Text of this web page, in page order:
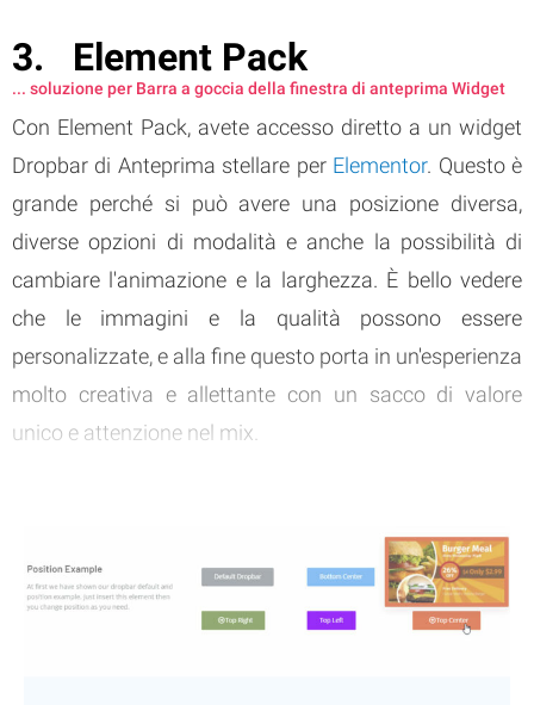
Element Pack
... soluzione per Barra a goccia della finestra di anteprima Widget
Con Element Pack, avete accesso diretto a un widget
Dropbar di Anteprima stellare per Elementor. Questo è
grande perché si può avere una posizione diversa,
diverse opzioni di modalità e anche la possibilità di
cambiare l'animazione e la larghezza. È bello vedere
che le immagini e la qualità possono essere
personalizzate, e alla fine questo porta in un'esperienza
molto creativa e allettante con un sacco di valore
unico e attenzione nel mix.
senza tanti problemi.